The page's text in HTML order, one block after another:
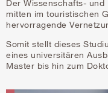
Der Wissenschafts-
mitten im touristischen
hervorragende
Somit stellt dieses
eines universitären
Master bis hin zum